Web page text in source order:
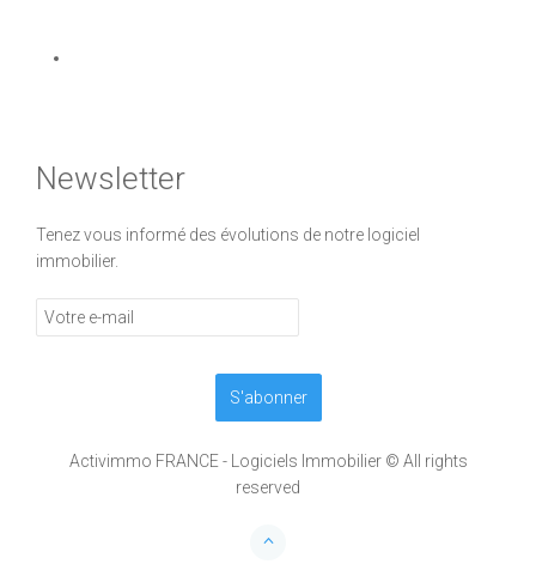
Newsletter
Tenez vous informé des évolutions de notre logiciel
immobilier.
Activimmo FRANCE - Logiciels Immobilier © All rights
reserved